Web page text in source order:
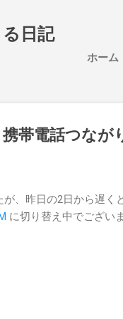
日記
ホーム
帯電話つなが
が、昨日の2日から遅
に切り替え中でございま